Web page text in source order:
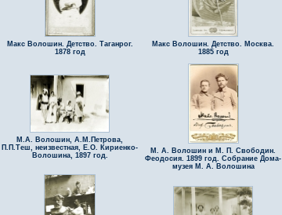
Макс Волошин. Детство. Таганрог.
1878 год
Макс Волошин. Детство. Москва.
1885 год
М.А. Волошин, А.М.Петрова,
П.П.Теш, неизвестная, Е.О. Кириенко-
Волошина, 1897 год.
М. А. Волошин и М. П. Свободин.
Феодосия. 1899 год. Собрание Дома-
музея М. А. Волошина